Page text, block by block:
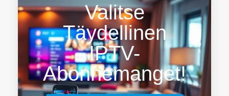
Valitse
Täydellinen
IPTV-
Abonnemanget!